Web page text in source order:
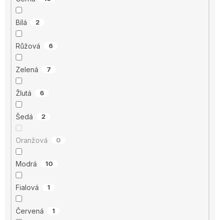
Bílá 2
Růžová 6
Zelená 7
Žlutá 6
Šedá 2
Oranžová 0
Modrá 10
Fialová 1
Červená 1